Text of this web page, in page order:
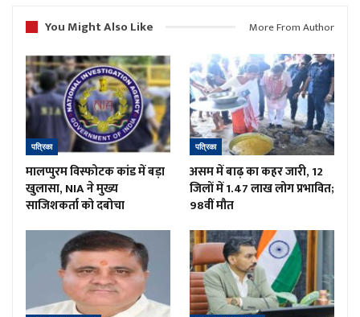
You Might Also Like More From Author
पत्रिका
मालप्पुरम विस्फोटक कांड में बड़ा
खुलासा, NIA ने मुख्य
साजिशकर्ता को दबोचा
पत्रिका
असम में बाढ़ का कहर जारी, 12
जिलों में 1.47 लाख लोग प्रभावित;
98वीं मौत